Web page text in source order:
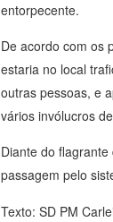
entorpecente.
De acordo com os
estaria no local
outras pessoas, e
vários invólucros
Diante do
passagem pelo
Texto: SD PM